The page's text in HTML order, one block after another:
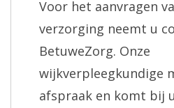
Voor het aanvragen
verzorging neemt u
BetuweZorg. Onze
wijkverpleegkundige
afspraak en komt bij